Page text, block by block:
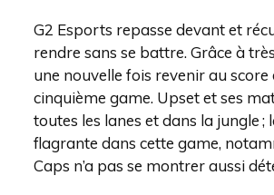
G2 Esports repasse devant et
rendre sans se battre. Grâce à
une nouvelle fois revenir au
cinquième game. Upset et ses
toutes les lanes et dans la jungle
flagrante dans cette game,
Caps n’a pas se montrer aussi